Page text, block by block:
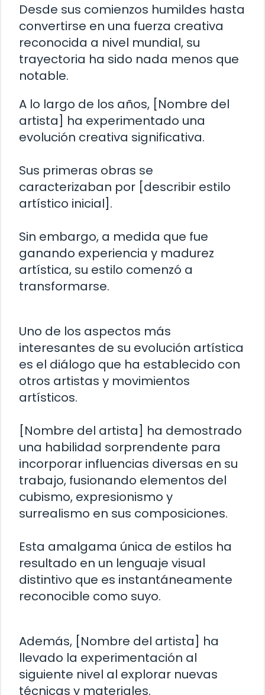
Desde sus comienzos humildes hasta
convertirse en una fuerza creativa
reconocida a nivel mundial, su
trayectoria ha sido nada menos que
notable.
A lo largo de los años, [Nombre del
artista] ha experimentado una
evolución creativa significativa.
Sus primeras obras se
caracterizaban por [describir estilo
artístico inicial].
Sin embargo, a medida que fue
ganando experiencia y madurez
artística, su estilo comenzó a
transformarse.
Uno de los aspectos más
interesantes de su evolución artística
es el diálogo que ha establecido con
otros artistas y movimientos
artísticos.
[Nombre del artista] ha demostrado
una habilidad sorprendente para
incorporar influencias diversas en su
trabajo, fusionando elementos del
cubismo, expresionismo y
surrealismo en sus composiciones.
Esta amalgama única de estilos ha
resultado en un lenguaje visual
distintivo que es instantáneamente
reconocible como suyo.
Además, [Nombre del artista] ha
llevado la experimentación al
siguiente nivel al explorar nuevas
técnicas y materiales.